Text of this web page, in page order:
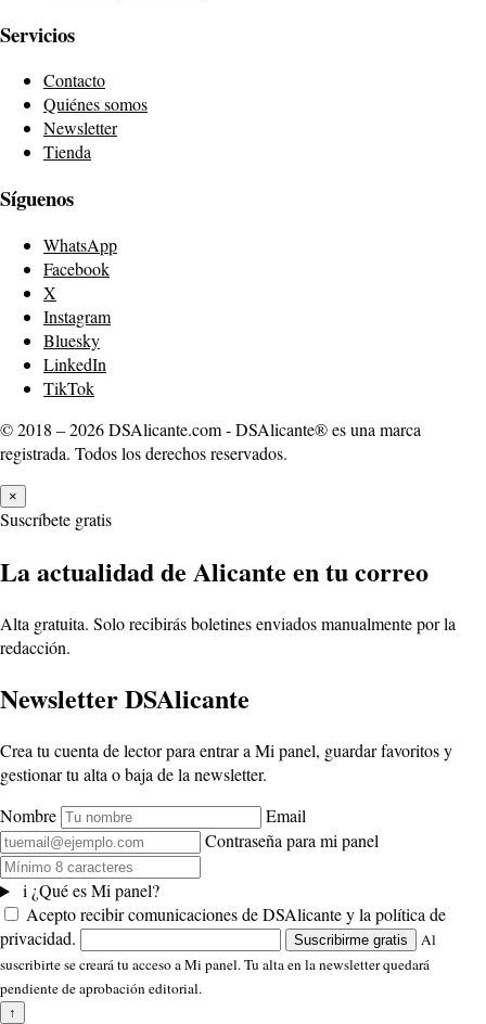
Servicios
Contacto
Quiénes somos
Newsletter
Tienda
Síguenos
WhatsApp
Facebook
X
Instagram
Bluesky
LinkedIn
TikTok
© 2018 – 2026 DSAlicante.com - DSAlicante® es una marca
registrada. Todos los derechos reservados.
×
Suscríbete gratis
La actualidad de Alicante en tu correo
Alta gratuita. Solo recibirás boletines enviados manualmente por la
redacción.
Newsletter DSAlicante
Crea tu cuenta de lector para entrar a Mi panel, guardar favoritos y
gestionar tu alta o baja de la newsletter.
Nombre
Email
Contraseña para mi panel
i¿Qué es Mi panel?
Acepto recibir comunicaciones de DSAlicante y la política de
privacidad.
Suscribirme gratis
Al
suscribirte se creará tu acceso a Mi panel. Tu alta en la newsletter quedará
pendiente de aprobación editorial.
↑